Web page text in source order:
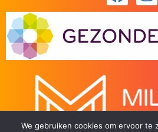
We gebruiken cookies om ervoor te